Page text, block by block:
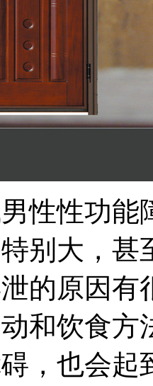
性性功能
别大，
的原因有
和饮食方
，也会